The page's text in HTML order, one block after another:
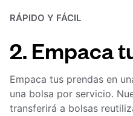
RÁPIDO Y FÁCIL
2. Empaca
Empaca tus prendas en
una bolsa por servicio.
transferirá a bolsas